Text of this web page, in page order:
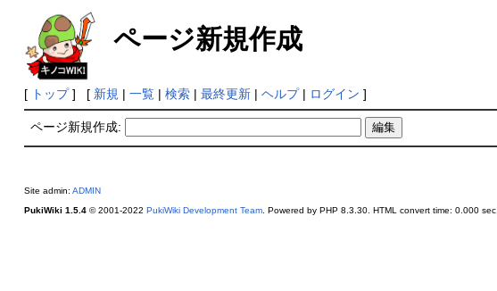
ページ新規作成
[ トップ] [ 新規 | 一覧| 検索| 最終更新| ヘルプ| ログイン ]
ページ新規作成:
Site admin: ADMIN
PukiWiki 1.5.4© 2001-2022 PukiWiki Development Team. Powered by PHP 8.3.30. HTML convert time: 0.000 sec.